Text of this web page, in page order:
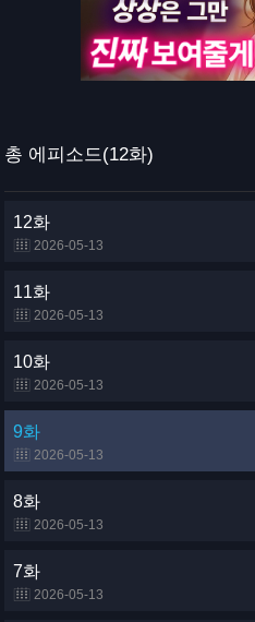
총 에피소드(12화)
12화
2026-05-13
11화
2026-05-13
10화
2026-05-13
9화
2026-05-13
8화
2026-05-13
7화
2026-05-13